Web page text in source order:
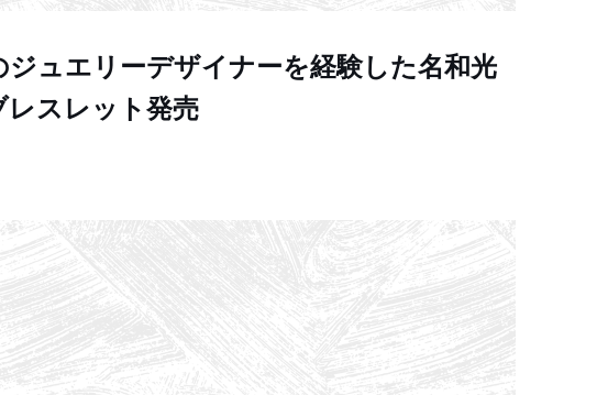
ュエリーデザイナーを経験した名和光
スレット発売